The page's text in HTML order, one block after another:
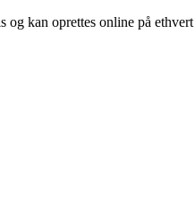
kan oprettes online på